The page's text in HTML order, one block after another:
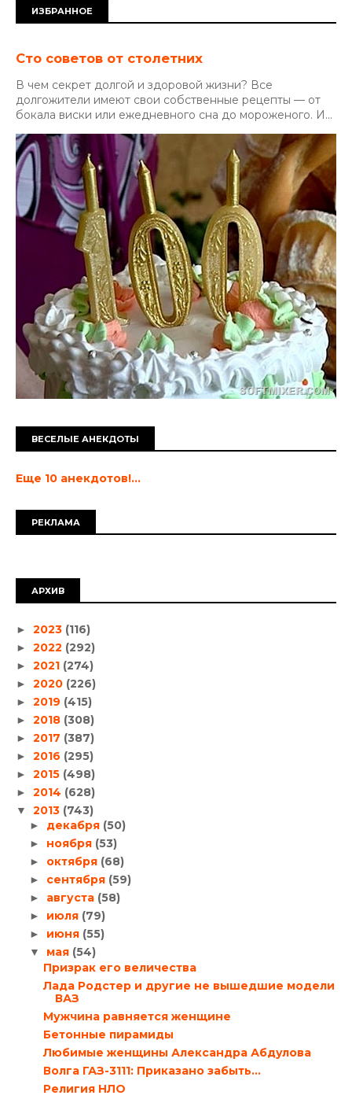
ИЗБРАННОЕ
Сто советов от столетних
В чем секрет долгой и здоровой жизни? Все
долгожители имеют свои собственные рецепты — от
бокала виски или ежедневного сна до мороженого. И...
ВЕСЕЛЫЕ АНЕКДОТЫ
Еще 10 анекдотов!...
РЕКЛАМА
АРХИВ
► 2023 (116)
► 2022 (292)
► 2021 (274)
► 2020 (226)
► 2019 (415)
► 2018 (308)
► 2017 (387)
► 2016 (295)
► 2015 (498)
► 2014 (628)
▼ 2013 (743)
► декабря (50)
► ноября (53)
► октября (68)
► сентября (59)
► августа (58)
► июля (79)
► июня (55)
▼ мая (54)
Призрак его величества
Лада Родстер и другие не вышедшие модели
ВАЗ
Мужчина равняется женщине
Бетонные пирамиды
Любимые женщины Александра Абдулова
Волга ГАЗ-3111: Приказано забыть…
Религия НЛО